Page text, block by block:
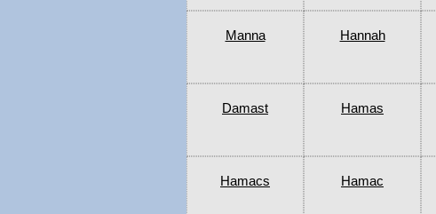
Manna Hannah
Damast Hamas
Hamacs Hamac